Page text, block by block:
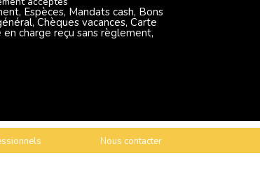
Espèces, Mandats cash, Bons
Chèques vacances, Carte
en charge reçu sans règlement,
Nous contacter